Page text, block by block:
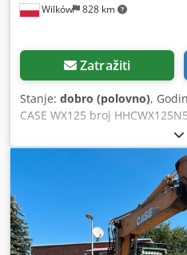
Wilków 828 km
Zatražiti
Stanje: dobro (polovno),
CASE WX125 broj
kW 9786 sati Csdpfx Anex
Bez dokumentacije